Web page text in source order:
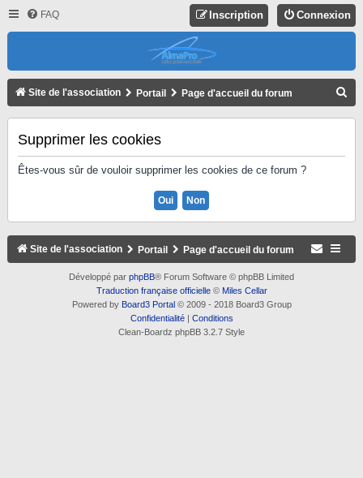
FAQ Connexion
Inscription
Site de l'association Portail Page d'accueil du forum
H
E
Supprimer les cookies
Êtes-vous sûr de vouloir supprimer les cookies de ce forum ?
Site de l'association Portail Page d'accueil du forum
Développé par phpBB® Forum Software © phpBB Limited
Traduction française officielle© Miles Cellar
Powered by Board3 Portal© 2009 - 2018 Board3 Group
Confidentialité| Conditions
Clean-Boardz phpBB 3.2.7 Style